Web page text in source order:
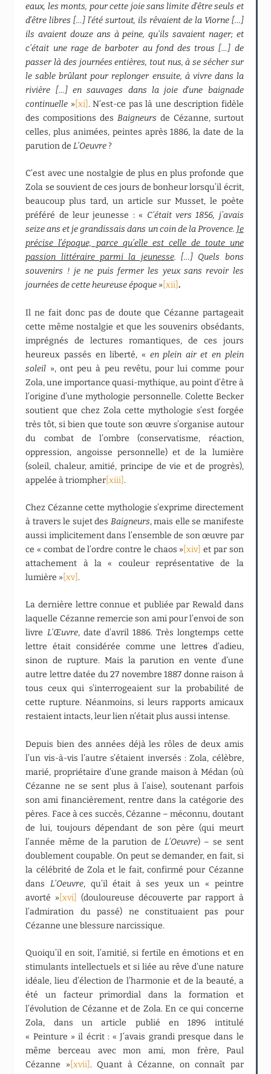
eaux, les monts, pour cette joie sans limite d’être seuls et
d’être libres […] l’été surtout, ils rêvaient de la Viorne […]
ils avaient douze ans à peine, qu’ils savaient nager; et
c’était une rage de barboter au fond des trous […] de
passer là des journées entières, tout nus, à se sécher sur
le sable brûlant pour replonger ensuite, à vivre dans la
rivière […] en sauvages dans la joie d’une baignade
continuelle »[xi] . N’est-ce pas là une description fidèle
des compositions des Baigneurs de Cézanne, surtout
celles, plus animées, peintes après 1886, la date de la
parution deL’Oeuvre?
C’est avec une nostalgie de plus en plus profonde que
Zola se souvient de ces jours de bonheur lorsqu’il écrit,
beaucoup plus tard, un article sur Musset, le poète
préféré de leur jeunesse : « C’était vers 1856, j’avais
seize ans et je grandissais dans un coin de la Provence. Je
précise l’époque, parce qu’elle est celle de toute une
passion littéraire parmi la jeunesse. […] Quels bons
souvenirs ! je ne puis fermer les yeux sans revoir les
journées de cette heureuse époque » [xii].
Il ne fait donc pas de doute que Cézanne partageait
cette même nostalgie et que les souvenirs obsédants,
imprégnés de lectures romantiques, de ces jours
heureux passés en liberté, « en plein air et en plein
soleil », ont peu à peu revêtu, pour lui comme pour
Zola, une importance quasi-mythique, au point d’être à
l’origine d’une mythologie personnelle. Colette Becker
soutient que chez Zola cette mythologie s’est forgée
très tôt, si bien que toute son œuvre s’organise autour
du combat de l’ombre (conservatisme, réaction,
oppression, angoisse personnelle) et de la lumière
(soleil, chaleur, amitié, principe de vie et de progrès),
appelée à triompher [xiii].
Chez Cézanne cette mythologie s’exprime directement
à travers le sujet des Baigneurs, mais elle se manifeste
aussi implicitement dans l’ensemble de son œuvre par
ce « combat de l’ordre contre le chaos » [xiv] et par son
attachement à la « couleur représentative de la
lumière » [xv].
La dernière lettre connue et publiée par Rewald dans
laquelle Cézanne remercie son ami pour l’envoi de son
livre L’Œuvre, date d’avril 1886. Très longtemps cette
lettre était considérée comme une lettresd’adieu,
sinon de rupture. Mais la parution en vente d’une
autre lettre datée du 27 novembre 1887 donne raison à
tous ceux qui s’interrogeaient sur la probabilité de
cette rupture. Néanmoins, si leurs rapports amicaux
restaient intacts, leur lien n’était plus aussi intense.
Depuis bien des années déjà les rôles de deux amis
l’un vis-à-vis l’autre s’étaient inversés : Zola, célèbre,
marié, propriétaire d’une grande maison à Médan (où
Cézanne ne se sent plus à l’aise), soutenant parfois
son ami financièrement, rentre dans la catégorie des
pères. Face à ces succès, Cézanne – méconnu, doutant
de lui, toujours dépendant de son père (qui meurt
l’année même de la parution de L’Oeuvre) – se sent
doublement coupable. On peut se demander, en fait, si
la célébrité de Zola et le fait, confirmé pour Cézanne
dans L’Oeuvre, qu’il était à ses yeux un « peintre
avorté » [xvi]
(douloureuse découverte par rapport à
l’admiration du passé) ne constituaient pas pour
Cézanne une blessure narcissique.
Quoiqu’il en soit, l’amitié, si fertile en émotions et en
stimulants intellectuels et si liée au rêve d’une nature
idéale, lieu d’élection de l’harmonie et de la beauté, a
été un facteur primordial dans la formation et
l’évolution de Cézanne et de Zola. En ce qui concerne
Zola, dans un article publié en 1896 intitulé
« Peinture » il écrit : « J’avais grandi presque dans le
même berceau avec mon ami, mon frère, Paul
Cézanne »[xvii] . Quant à Cézanne, on connaît par